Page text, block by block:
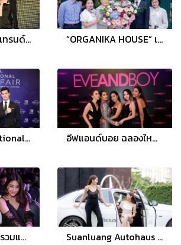
“ห้างเซ็นทรัล” นำเทรนด์ความงาม “Beauty Galerie Presents Central | ZEN The Rebel Girl” “ORGANIKA HOUSE” เผยแฟล็กชิพสโตร์ “ORGANIKA RIVIERE” มอบความอร่อยและความหอมระดับลักซ์ชัวรี่
Central International Watch Fair 2017 อีฟแอนด์บอย ฉลองใหญ่ครบรอบ 12 ปี จัดงาน “The Beauty Destination” เปิดตัว 7 แบรนด์เอ็นดอร์สเซอร์
M2Spop เว็บไซต์รวมแบรนด์แฟชั่น โดยนักแสดง 17 สาวกับ 17 แบรนด์ ตอบโจทย์สาวทุกบุคลิก Suanluang Autohaus ชวนเซเลบริตี้ สัมผัสประสบการณ์การขับขี่ “เมอร์เซเดส-เบนซ์ อีคลาส”